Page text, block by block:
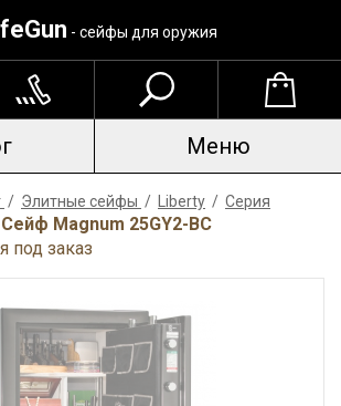
- сейфы для оружия
Меню
/ Элитные сейфы / Liberty / Серия
Сейф Magnum 25GY2-BC
под заказ